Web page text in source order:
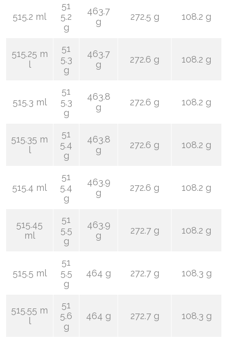
515.2 ml
51
5.2
g
463.7
g
272.5 g 108.2 g
515.25 m
l
51
5.3
g
463.7
g
272.6 g 108.2 g
515.3 ml
51
5.3
g
463.8
g
272.6 g 108.2 g
515.35 m
l
51
5.4
g
463.8
g
272.6 g 108.2 g
515.4 ml
51
5.4
g
463.9
g
272.6 g 108.2 g
515.45
ml
51
5.5
g
463.9
g
272.7 g 108.2 g
515.5 ml
51
5.5
g
464 g 272.7 g 108.3 g
515.55 m
l
51
5.6
g
464 g 272.7 g 108.3 g